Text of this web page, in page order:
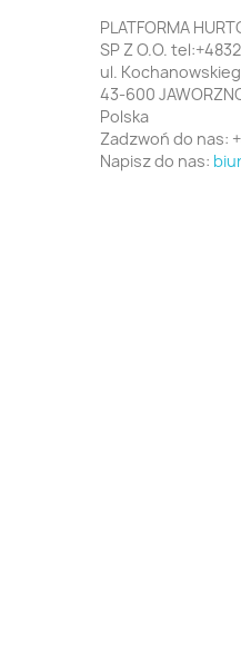
PLATFORMA
SP Z O.O.
ul.
43-600
Polska
Zadzwoń do nas:
Napisz do nas: